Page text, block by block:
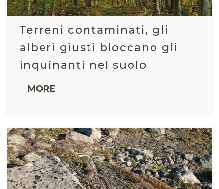
Terreni contaminati, gli
alberi giusti bloccano gli
inquinanti nel suolo
MORE